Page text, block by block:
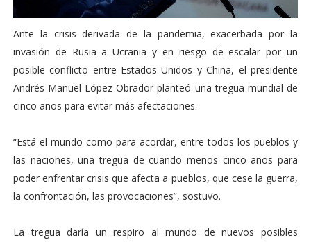
Ante la crisis derivada de la pandemia, exacerbada por la
invasión de Rusia a Ucrania y en riesgo de escalar por un
posible conflicto entre Estados Unidos y China, el presidente
Andrés Manuel López Obrador planteó una tregua mundial de
cinco años para evitar más afectaciones.
“Está el mundo como para acordar, entre todos los pueblos y
las naciones, una tregua de cuando menos cinco años para
poder enfrentar crisis que afecta a pueblos, que cese la guerra,
la confrontación, las provocaciones”, sostuvo.
La tregua daría un respiro al mundo de nuevos posibles